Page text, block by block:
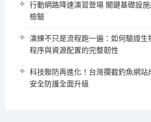
行動網路降速演習登場 關鍵基礎設
檢驗
演練不只是流程跑一遍：如何驗證生
程序與資源配置的完整韌性
科技聯防再進化！台灣攔截釣魚網站
安全防護全面升級